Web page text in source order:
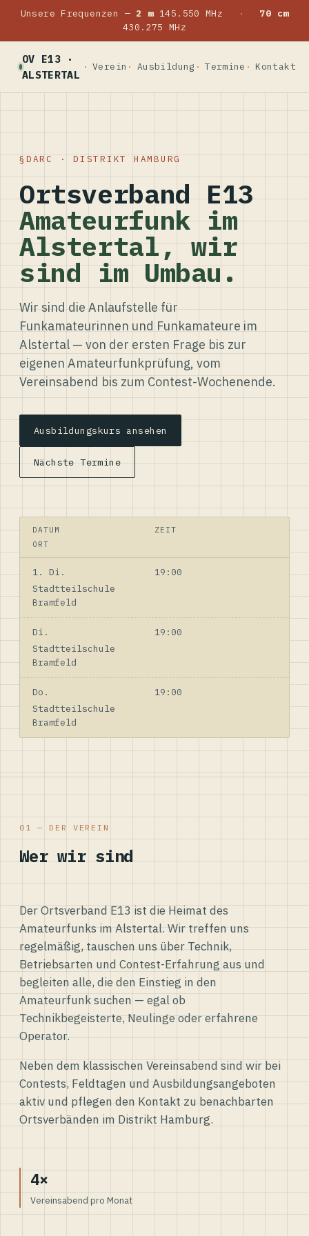
Unsere Frequenzen — 2 m145.550 MHz ·
70 cm
430.275 MHz
OV E13 ·
ALSTERTAL
Verein Ausbildung Termine Kontakt
DARC · DISTRIKT HAMBURG
Ortsverband E13
Amateurfunk im
Alstertal, wir
sind im Umbau.
Wir sind die Anlaufstelle für
Funkamateurinnen und Funkamateure im
Alstertal — von der ersten Frage bis zur
eigenen Amateurfunkprüfung, vom
Vereinsabend bis zum Contest-Wochenende.
Ausbildungskurs ansehen
Nächste Termine
DATUM
ZEIT
ORT
1. Di.
19:00
Stadtteilschule
Bramfeld
Di.
19:00
Stadtteilschule
Bramfeld
Do.
19:00
Stadtteilschule
Bramfeld
01 — DER VEREIN
Wer wir sind
Der Ortsverband E13 ist die Heimat des
Amateurfunks im Alstertal. Wir treffen uns
regelmäßig, tauschen uns über Technik,
Betriebsarten und Contest-Erfahrung aus und
begleiten alle, die den Einstieg in den
Amateurfunk suchen — egal ob
Technikbegeisterte, Neulinge oder erfahrene
Operator.
Neben dem klassischen Vereinsabend sind wir bei
Contests, Feldtagen und Ausbildungsangeboten
aktiv und pflegen den Kontakt zu benachbarten
Ortsverbänden im Distrikt Hamburg.
4×
Vereinsabend pro Monat